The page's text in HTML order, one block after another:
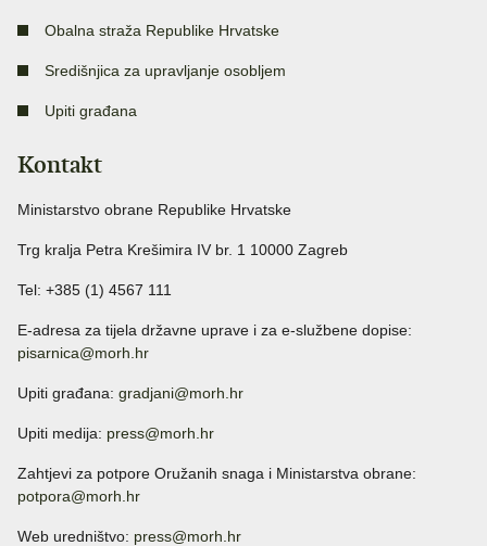
Obalna straža Republike Hrvatske
Središnjica za upravljanje osobljem
Upiti građana
Kontakt
Ministarstvo obrane Republike Hrvatske
Trg kralja Petra Krešimira IV br. 1 10000 Zagreb
Tel: +385 (1) 4567 111
E-adresa za tijela državne uprave i za e-službene dopise:
pisarnica@morh.hr
Upiti građana: gradjani@morh.hr
Upiti medija: press@morh.hr
Zahtjevi za potpore Oružanih snaga i Ministarstva obrane:
potpora@morh.hr
Web uredništvo: press@morh.hr